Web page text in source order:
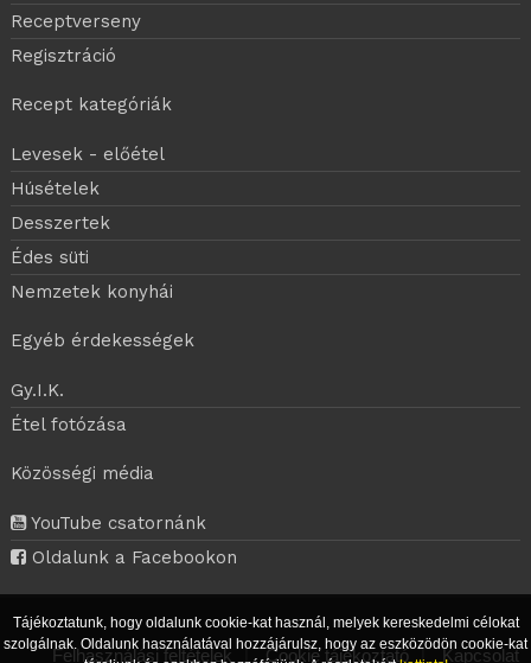
Receptverseny
Regisztráció
Recept kategóriák
Levesek - előétel
Húsételek
Desszertek
Édes süti
Nemzetek konyhái
Egyéb érdekességek
Gy.I.K.
Étel fotózása
Közösségi média
YouTube csatornánk
Oldalunk a Facebookon
Felhasználási feltételek | Cookie tájékoztató | Kapcsolat
Tájékoztatunk, hogy oldalunk cookie-kat használ, melyek kereskedelmi célokat
szolgálnak. Oldalunk használatával hozzájárulsz, hogy az eszközödön cookie-kat